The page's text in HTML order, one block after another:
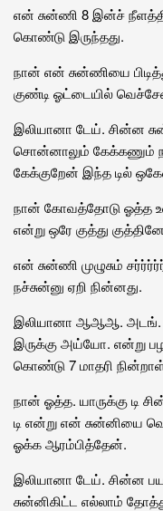
என் சுன்ணி 8 இன்ச்
கொண்டு இருந்தது.
நான் என் சுன்ணியை
குண்டி ஓட்டையில்
இலியானா டேய். சின்ன
சொன்னாலும்
கேக்குறேன் இந்த டில்
நான் கோவத்தோடு ஓத்த உன்
என்று ஒரே குத்து
என் சுன்ணி முழுசும்
நச்சுன்னு ஏறி நின்னது.
இலியானா ஆஆஆ. அடங்.
இருக்கு அய்யோ. என்று
கொண்டு 7 மாதரி
நான் ஓத்த. யாருக்கு டி
டி என்று என் சுன்னியை
ஓக்க ஆரம்பித்தேன்.
இலியானா டேய். சின்ன
சுன்னிகிட்ட எல்லாம்